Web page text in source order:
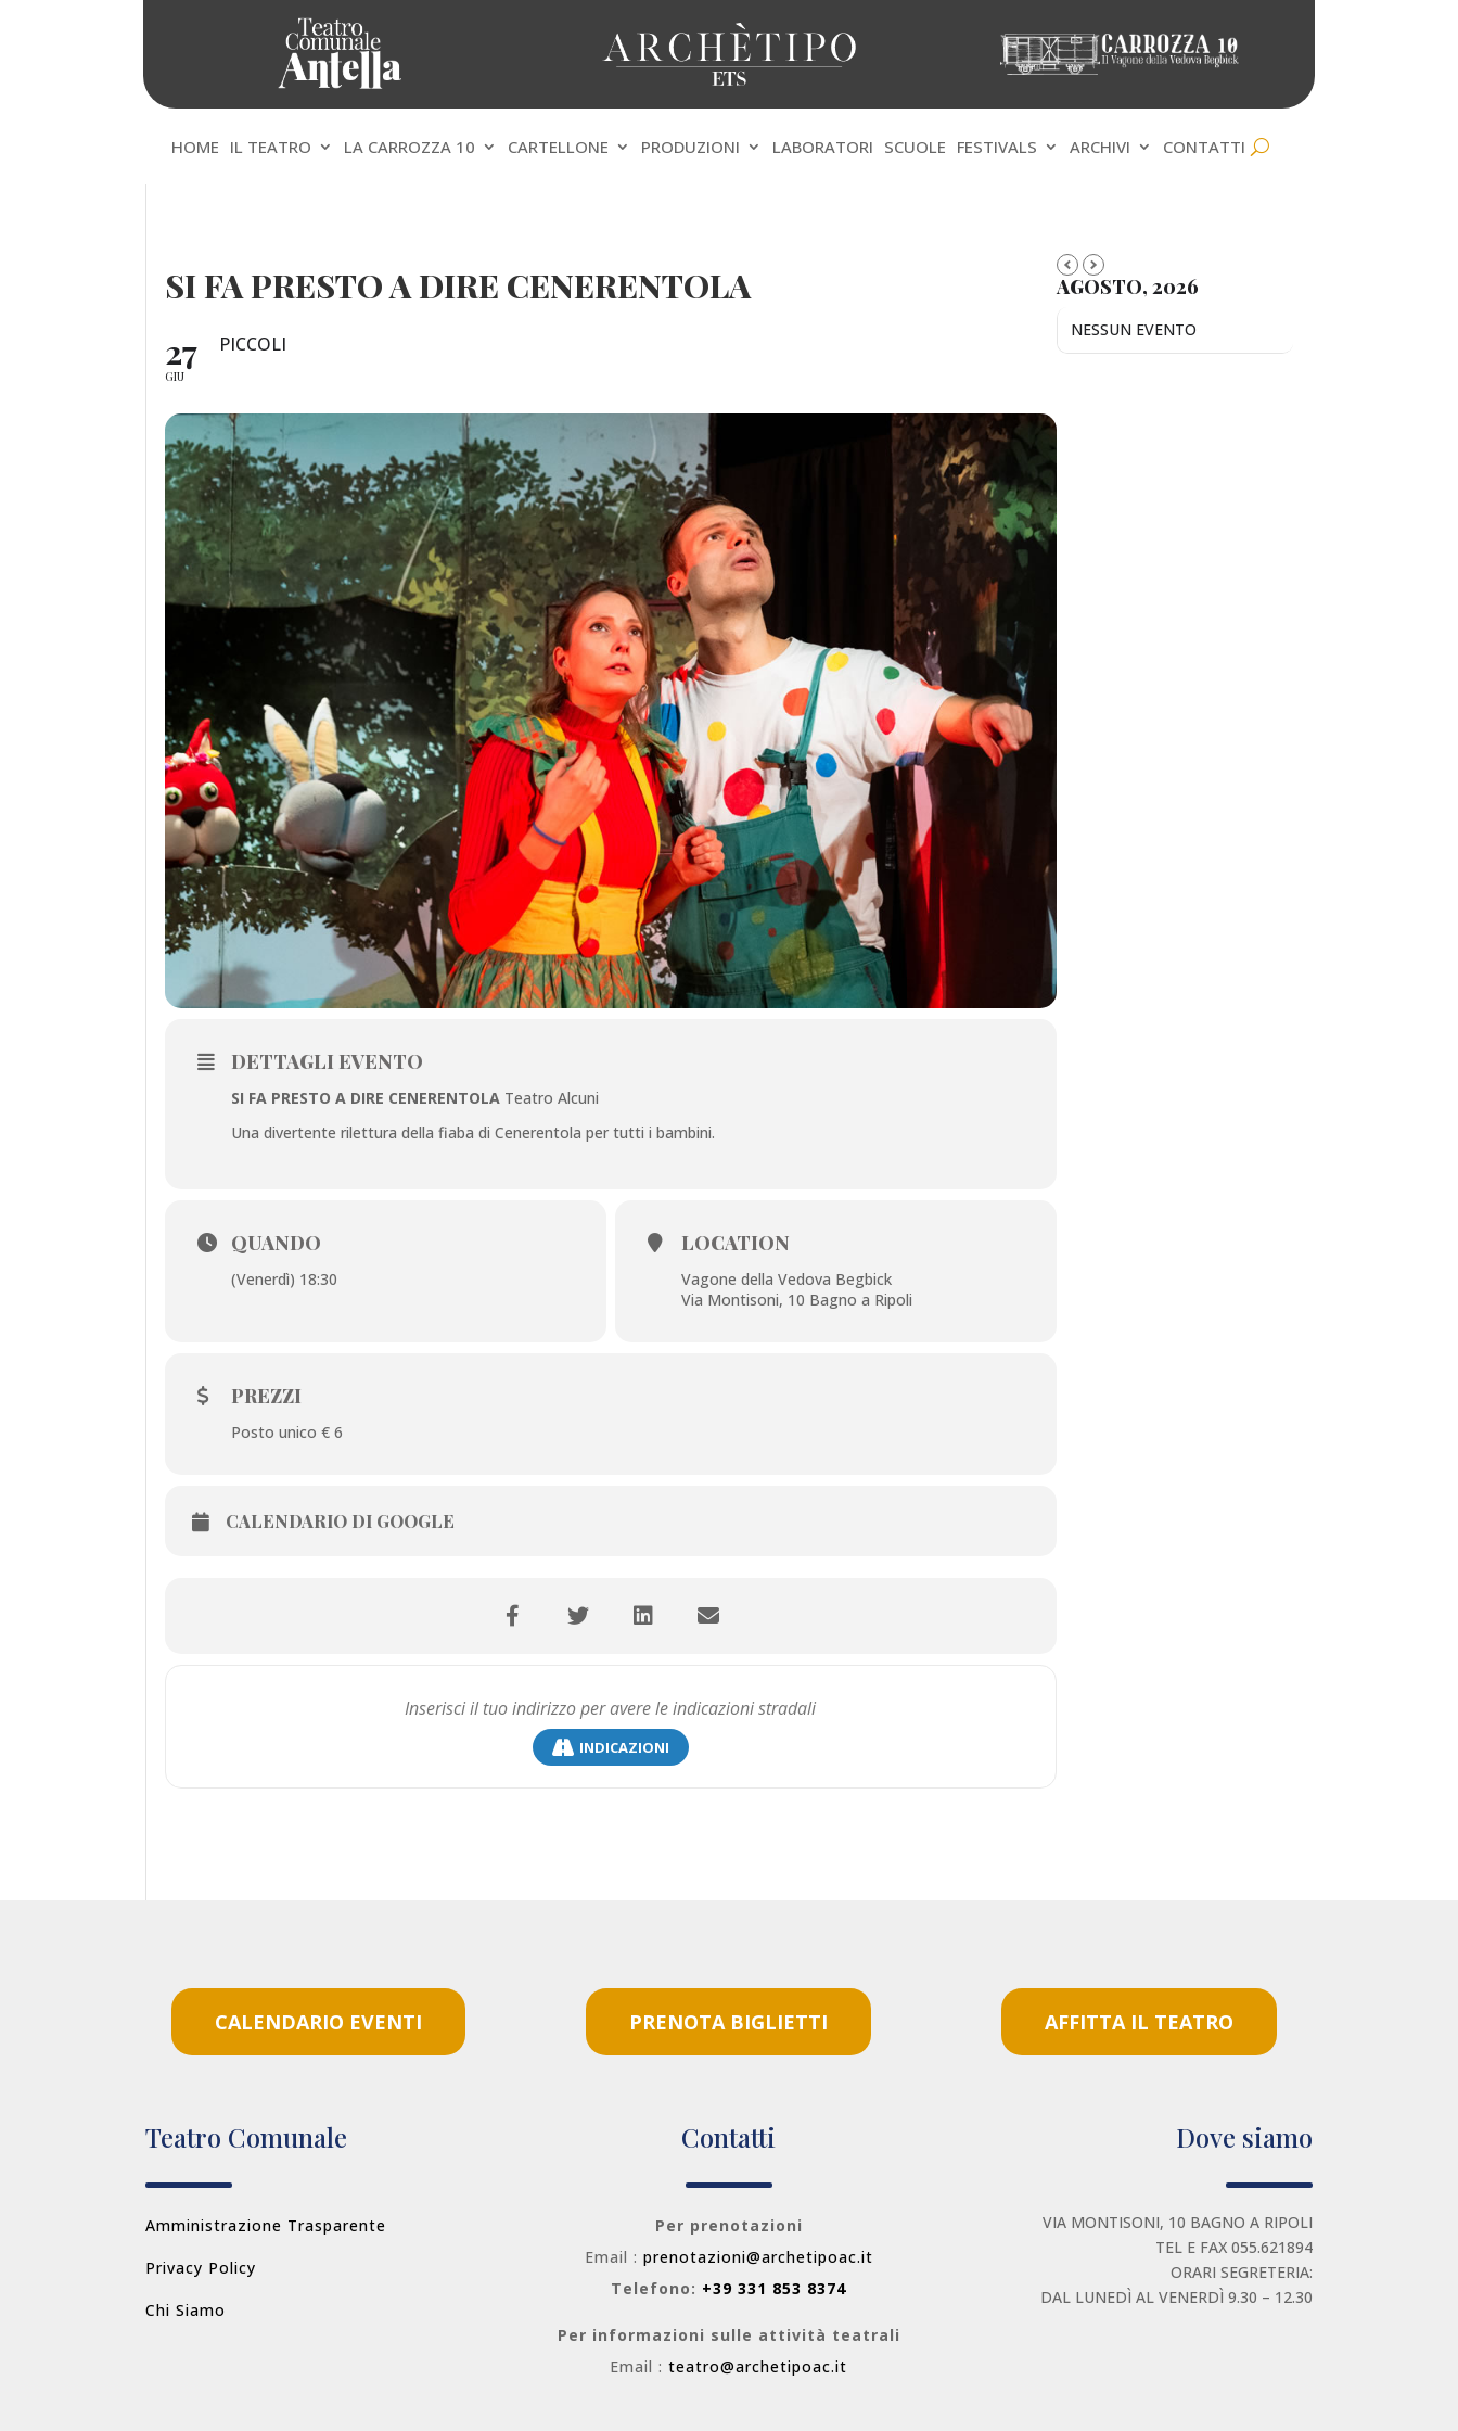
HOME IL TEATRO LA CARROZZA 10 CARTELLONE PRODUZIONI LABORATORI SCUOLE FESTIVALS ARCHIVI CONTATTI
SI FA PRESTO A DIRE CENERENTOLA
27
GIU
PICCOLI
DETTAGLI EVENTO
SI FA PRESTO A DIRE CENERENTOLA Teatro Alcuni
Una divertente rilettura della fiaba di Cenerentola per tutti i bambini.
QUANDO
(Venerdì) 18:30
LOCATION
Vagone della Vedova Begbick
Via Montisoni, 10 Bagno a Ripoli
PREZZI
Posto unico € 6
CALENDARIO DI GOOGLE
INDICAZIONI
AGOSTO, 2026
NESSUN EVENTO
CALENDARIO EVENTI PRENOTA BIGLIETTI AFFITTA IL TEATRO
Teatro Comunale
Amministrazione Trasparente
Privacy Policy
Chi Siamo
Contatti
Per prenotazioni
Email : prenotazioni@archetipoac.it
Telefono: +39 331 853 8374
Per informazioni sulle attività teatrali
Email :teatro@archetipoac.it
Dove siamo
VIA MONTISONI, 10 BAGNO A RIPOLI
TEL E FAX 055.621894
ORARI SEGRETERIA:
DAL LUNEDÌ AL VENERDÌ 9.30 – 12.30